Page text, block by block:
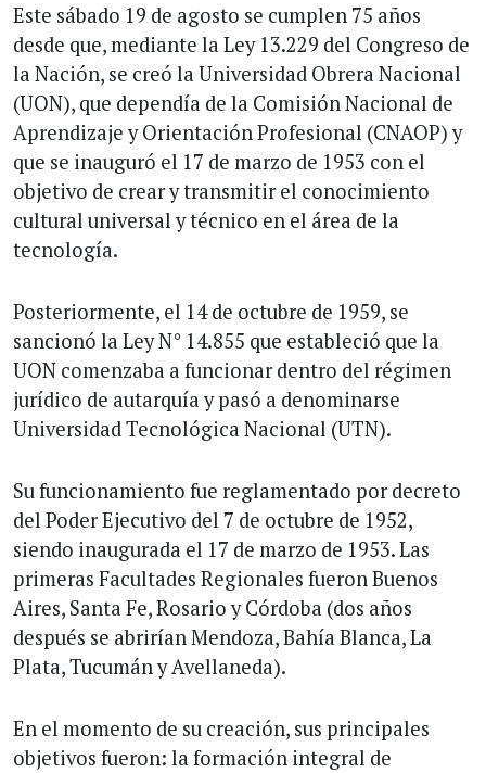
Este sábado 19 de agosto se cumplen 75 años
desde que, mediante la Ley 13.229 del Congreso de
la Nación, se creó la Universidad Obrera Nacional
(UON), que dependía de la Comisión Nacional de
Aprendizaje y Orientación Profesional (CNAOP) y
que se inauguró el 17 de marzo de 1953 con el
objetivo de crear y transmitir el conocimiento
cultural universal y técnico en el área de la
tecnología.
Posteriormente, el 14 de octubre de 1959, se
sancionó la Ley N° 14.855 que estableció que la
UON comenzaba a funcionar dentro del régimen
jurídico de autarquía y pasó a denominarse
Universidad Tecnológica Nacional (UTN).
Su funcionamiento fue reglamentado por decreto
del Poder Ejecutivo del 7 de octubre de 1952,
siendo inaugurada el 17 de marzo de 1953. Las
primeras Facultades Regionales fueron Buenos
Aires, Santa Fe, Rosario y Córdoba (dos años
después se abrirían Mendoza, Bahía Blanca, La
Plata, Tucumán y Avellaneda).
En el momento de su creación, sus principales
objetivos fueron: la formación integral de